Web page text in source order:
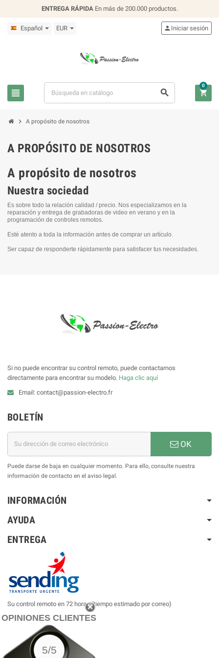
ENTREGA RÁPIDAEn más de 200.000 productos.
Español EUR
 
 Iniciar sesión

0
 A propósito de nosotros
A PROPÓSITO DE NOSOTROS
A propósito de nosotros
Nuestra sociedad
Es sobre todo la relación calidad / precio. Nos especializamos en la
reparación y entrega de grabadoras de video en verano y en la
programación de controles remotos.
Esté atento a toda la información antes de comprar un artículo.
Ser capaz de responderte rápidamente para satisfacer tus necesidades.
Si no puede encontrar su control remoto, puede contactarnos
directamente para encontrar su modelo. Haga clic aquí
Email: contact@passion-electro.fr
BOLETÍN
OK
Puede darse de baja en cualquier momento. Para ello, consulte nuestra
información de contacto en el aviso legal.
INFORMACIÓN
AYUDA
ENTREGA
Su control remoto en 72 horas (tiempo estimado por correo)
OPINIONES CLIENTES
5/5